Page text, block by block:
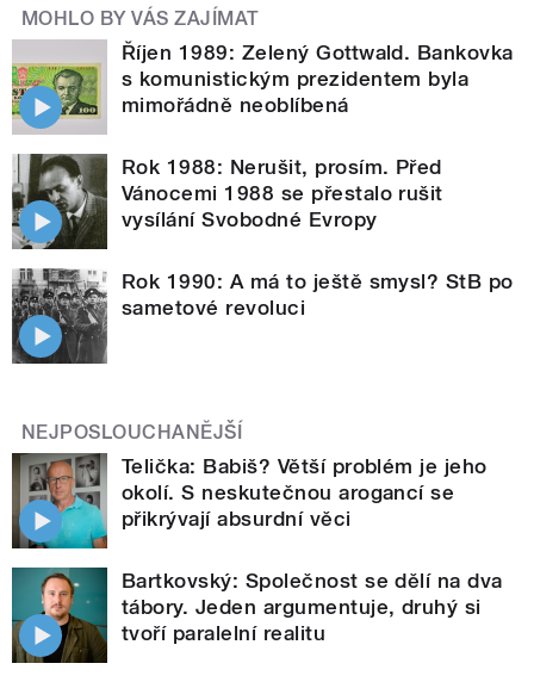
MOHLO BY VÁS ZAJÍMAT
Říjen 1989: Zelený Gottwald. Bankovka
s komunistickým prezidentem byla
mimořádně neoblíbená
Rok 1988: Nerušit, prosím. Před
Vánocemi 1988 se přestalo rušit
vysílání Svobodné Evropy
Rok 1990: A má to ještě smysl? StB po
sametové revoluci
NEJPOSLOUCHANĚJŠÍ
Telička: Babiš? Větší problém je jeho
okolí. S neskutečnou arogancí se
přikrývají absurdní věci
Bartkovský: Společnost se dělí na dva
tábory. Jeden argumentuje, druhý si
tvoří paralelní realitu